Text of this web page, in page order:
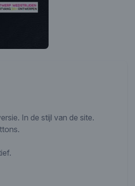
In de stijl van de site.